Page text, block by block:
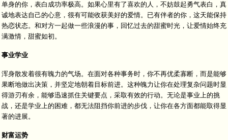
单身的你，表白成功率极高。如果心里有了喜欢的人，不妨鼓起勇气表白，真
诚地表达自己的心意，很有可能收获美好的爱情。已有伴者的你，这天能保持
热恋状态。和对方一起做一些浪漫的事，回忆过去的甜蜜时光，让爱情始终充
满激情，甜蜜如初。
事业学业
浑身散发着很有魄力的气场。在面对各种事务时，你不再优柔寡断，而是能够
果断地做出决策，并坚定地朝着目标前进。这种魄力让你在处理复杂问题时显
得游刃有余，能够迅速抓住关键要点，采取有效的行动。无论是事业上的挑
战，还是学业上的困难，都无法阻挡你前进的步伐，让你在各方面都能取得显
著的进展。
财富运势